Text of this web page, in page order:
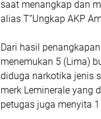
saat menangkap dan
alias T”Ungkap AKP
Dari hasil
menemukan 5 (Lima)
diduga narkotika jenis
merk Leminerale yang
petugas juga menyita